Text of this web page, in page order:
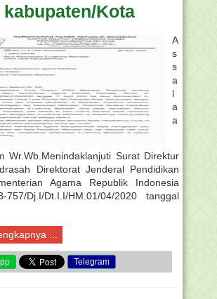
kabupaten/Kota
A
s
s
a
l
a
a
Wr.Wb.Menindaklanjuti Surat Direktur
Direktorat Jenderal Pendidikan
Agama Republik Indonesia
757/Dj.I/Dt.I.I/HM.01/04/2020 tanggal
...
Telegram